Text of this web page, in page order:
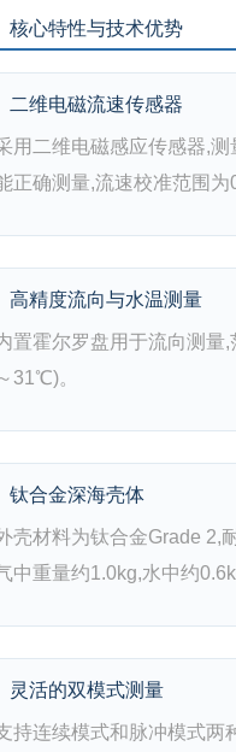
核心特性与技术优势
二维电磁流速传感器
用二维电磁感应传感器,
正确测量,流速校准范围为
高精度流向与水温测量
置霍尔罗盘用于流向测量
31℃)。
钛合金深海壳体
壳材料为钛合金Grade 2,
中重量约1.0kg,水中约
灵活的双模式测量
持连续模式和脉冲模式两